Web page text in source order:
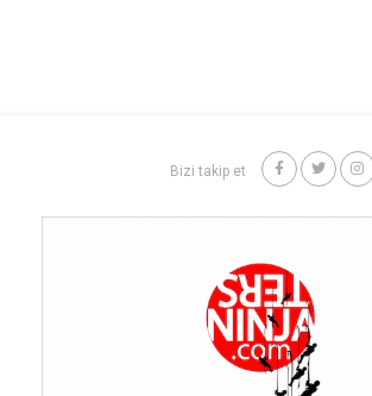
Bizi takip et